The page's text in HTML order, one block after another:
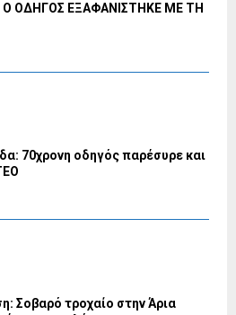
Ο ΟΔΗΓΟΣ ΕΞΑΦΑΝΙΣΤΗΚΕ ΜΕ ΤΗ
70χρονη οδηγός παρέσυρε και
Σοβαρό τροχαίο στην Άρια